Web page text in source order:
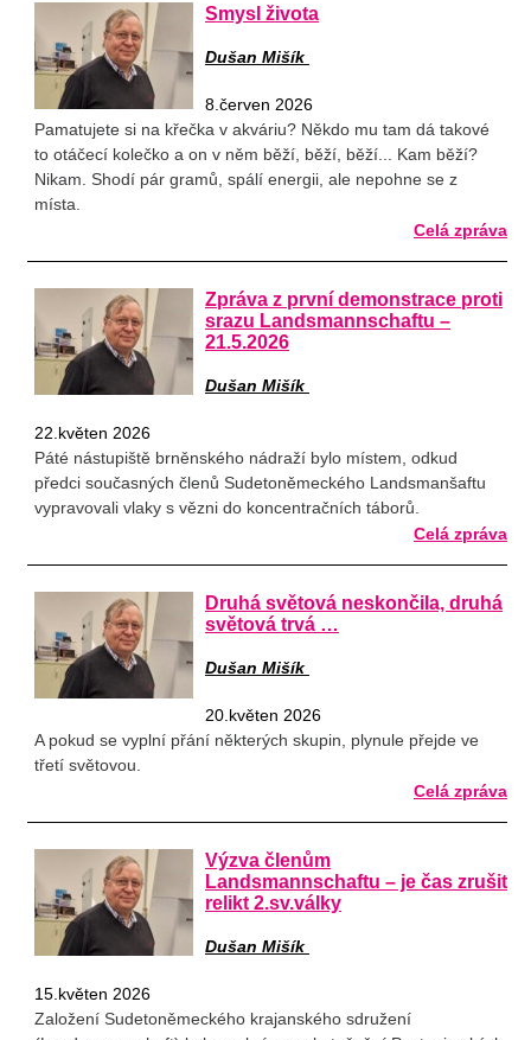
Smysl života
Dušan Mišík
8.červen 2026
Pamatujete si na křečka v akváriu? Někdo mu tam dá takové
to otáčecí kolečko a on v něm běží, běží, běží... Kam běží?
Nikam. Shodí pár gramů, spálí energii, ale nepohne se z
místa.
Celá zpráva
Zpráva z první demonstrace proti
srazu Landsmannschaftu –
21.5.2026
Dušan Mišík
22.květen 2026
Páté nástupiště brněnského nádraží bylo místem, odkud
předci současných členů Sudetoněmeckého Landsmanšaftu
vypravovali vlaky s vězni do koncentračních táborů.
Celá zpráva
Druhá světová neskončila, druhá
světová trvá …
Dušan Mišík
20.květen 2026
A pokud se vyplní přání některých skupin, plynule přejde ve
třetí světovou.
Celá zpráva
Výzva členům
Landsmannschaftu – je čas zrušit
relikt 2.sv.války
Dušan Mišík
15.květen 2026
Založení Sudetoněmeckého krajanského sdružení